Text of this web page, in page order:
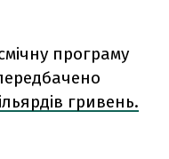
програму
гривень.